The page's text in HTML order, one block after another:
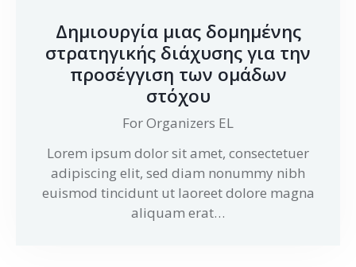
Δημιουργία μιας δομημένης
στρατηγικής διάχυσης για την
προσέγγιση των ομάδων
στόχου
For Organizers EL
Lorem ipsum dolor sit amet, consectetuer
adipiscing elit, sed diam nonummy nibh
euismod tincidunt ut laoreet dolore magna
aliquam erat…